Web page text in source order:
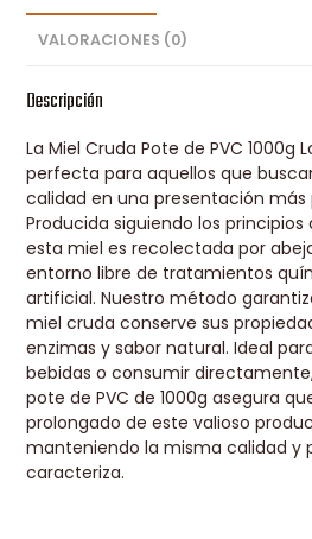
VALORACIONES (0)
Descripción
La Miel Cruda Pote de PVC 1000g
perfecta para aquellos que
calidad en una presentación
Producida siguiendo los
esta miel es recolectada por
entorno libre de tratamientos
artificial. Nuestro método
miel cruda conserve sus
enzimas y sabor natural. Ideal
bebidas o consumir
pote de PVC de 1000g asegura
prolongado de este valioso
manteniendo la misma calidad y
caracteriza.